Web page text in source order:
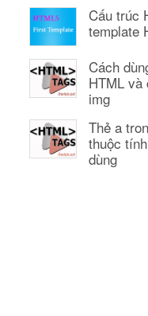
Cấu trúc
template
Cách
HTML
img
Thẻ a
thuộc
dùng